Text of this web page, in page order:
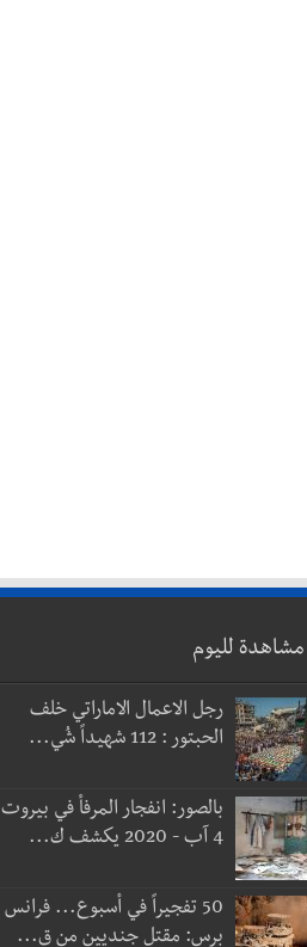
مشاهدة لليوم
رجل الاعمال الاماراتي خلف
الحبتور : 112 شهيداً شُي...
بالصور: انفجار المرفأ في بيروت
4 آب - 2020 يكشف ك...
50 تفجيراً في أسبوع... فرانس
برس: مقتل جنديين من ق...